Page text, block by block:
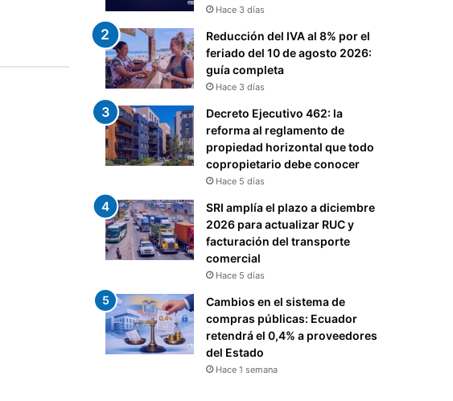
Hace 3 días
Reducción del IVA al 8% por el
feriado del 10 de agosto 2026:
guía completa
Hace 3 días
Decreto Ejecutivo 462: la
reforma al reglamento de
propiedad horizontal que todo
copropietario debe conocer
Hace 5 días
SRI amplía el plazo a diciembre
2026 para actualizar RUC y
facturación del transporte
comercial
Hace 5 días
Cambios en el sistema de
compras públicas: Ecuador
retendrá el 0,4% a proveedores
del Estado
Hace 1 semana